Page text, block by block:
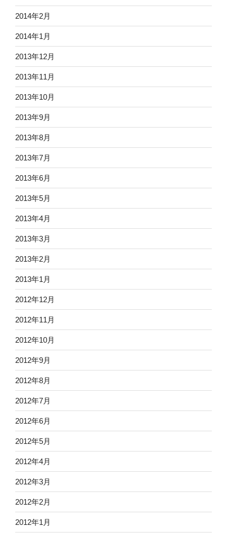
2014年2月
2014年1月
2013年12月
2013年11月
2013年10月
2013年9月
2013年8月
2013年7月
2013年6月
2013年5月
2013年4月
2013年3月
2013年2月
2013年1月
2012年12月
2012年11月
2012年10月
2012年9月
2012年8月
2012年7月
2012年6月
2012年5月
2012年4月
2012年3月
2012年2月
2012年1月